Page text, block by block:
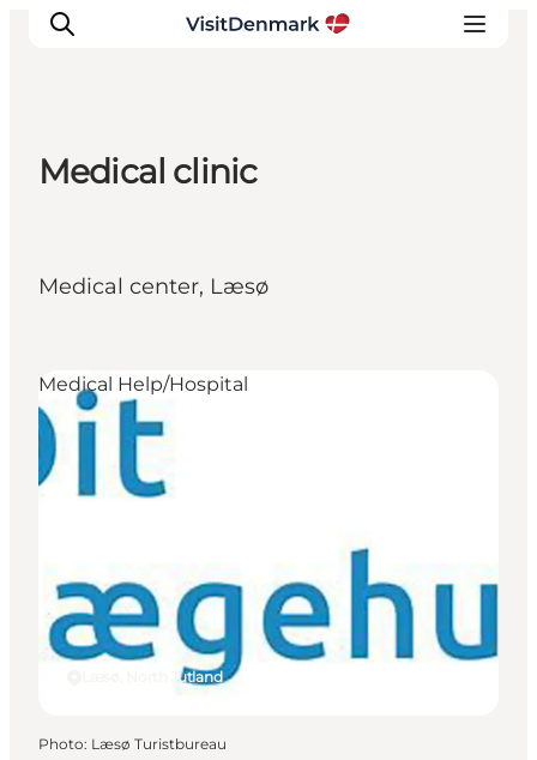
Quoi faire
Hébergements
Medical clinic
Medical center, Læsø
Læsø, North Jutland
Medical Help/Hospital
Photo: Læsø Turistbureau